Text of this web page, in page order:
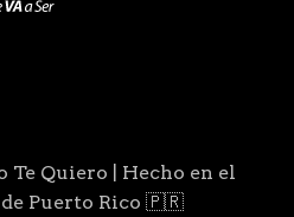
Te Quiero | Hecho en el
Puerto Rico 🇵🇷